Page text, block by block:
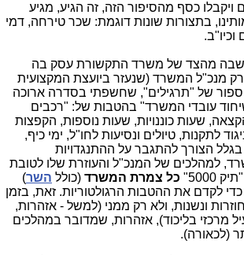
ויקבלו כסף מהסיפור הזה, זה הגיע, מגיע
בתצורות שונות דוגמת: שכר טירחה, דמי
וכיו"ב.
שבה מהצד של משרד התקשורת עסק בה
רק מנכ"ל המשרד (שנעזר ביועצת המקצועית
ספור של "תרגילים", שחשפתי בסדרה ארוכה
עובדי המשרד" בהטבות של: "רכבים
שעות כוננויות, שעות נוספות, הקפצות
לתקנות, טיולים ונסיעות לחו"ל, ימי כיף,
בגלל הצורך להתגבר על ההתנגדויות
למהלכים של המנכ"ל והעוזרת שלו לטובת
כל צמרת המשרד (כולל השר)
לקדם את ההטבות הרגולטוריות. זאת, בזמן
ונשנות, ולא רק ממני (למשל - אזהרות,
מרכזי בליכוד), אזהרות, שמדובר במהלכים
(לכאורה).